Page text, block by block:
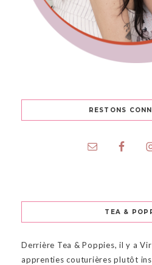
RESTONS
TEA &
Derrière Tea & Poppies, il y a
apprenties couturières plutôt